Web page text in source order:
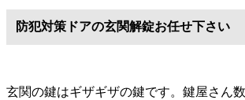
防犯対策ドアの玄関解錠お任せ下さい
玄関の鍵はギザギザの鍵です。鍵屋さん